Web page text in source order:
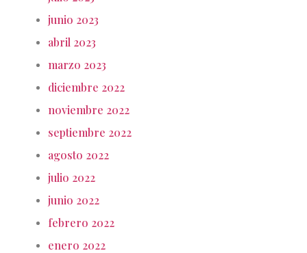
junio 2023
abril 2023
marzo 2023
diciembre 2022
noviembre 2022
septiembre 2022
agosto 2022
julio 2022
junio 2022
febrero 2022
enero 2022